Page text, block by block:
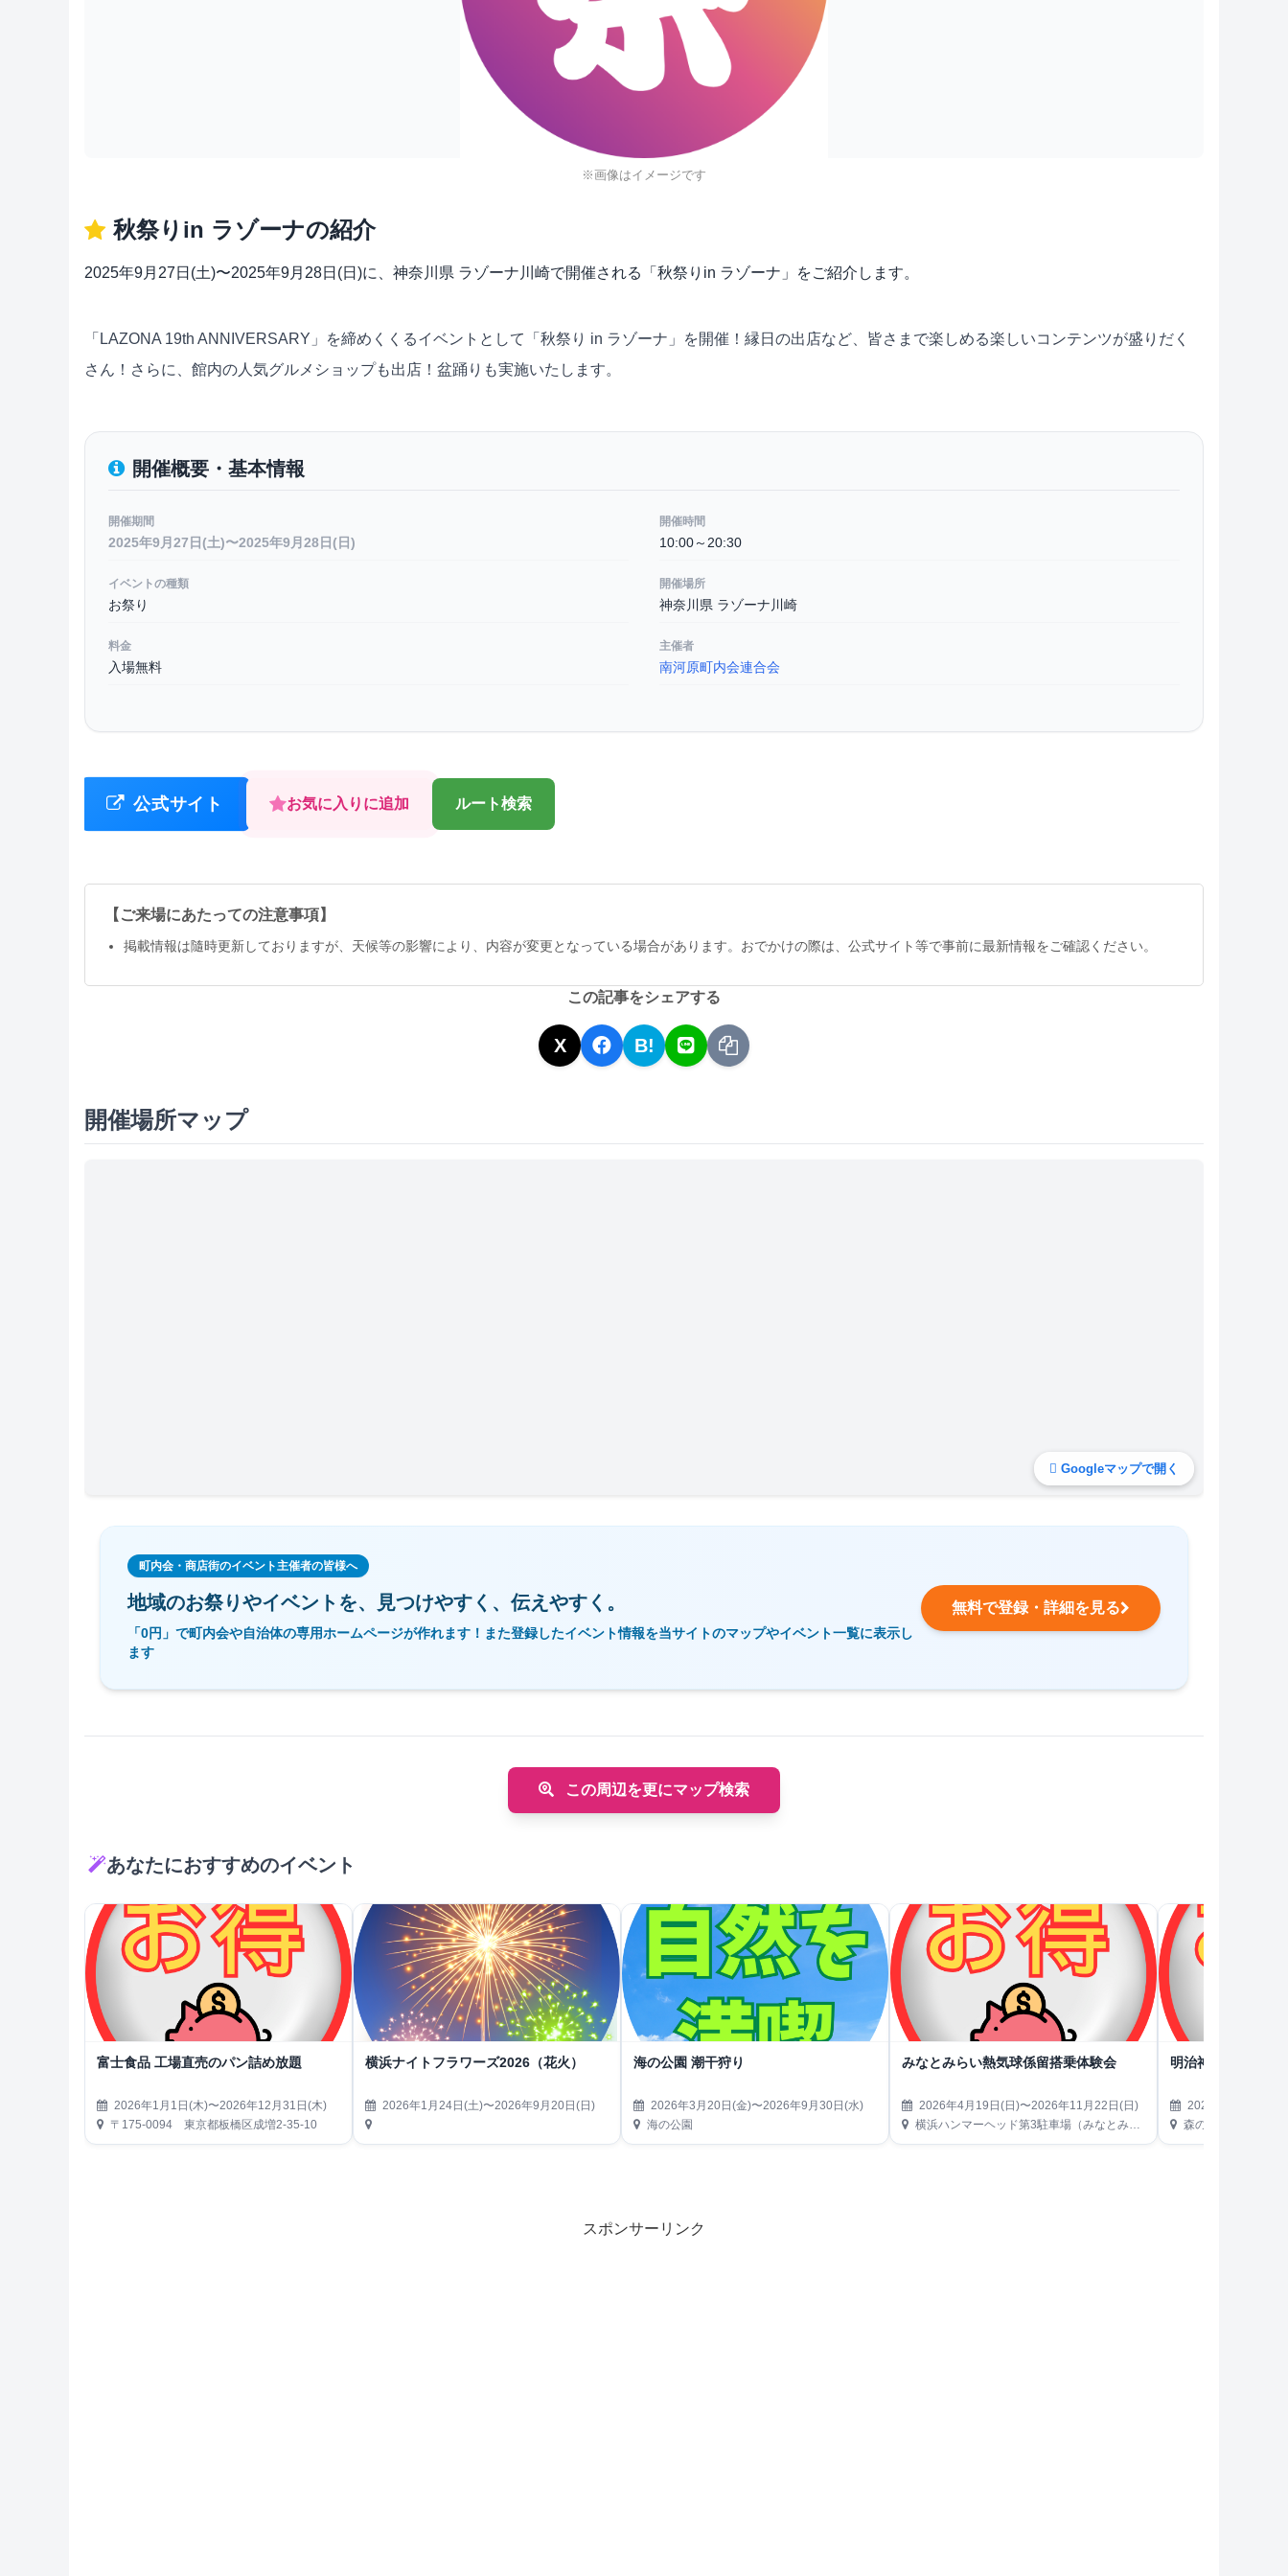
※画像はイメージです
秋祭りin ラゾーナの紹介
2025年9月27日(土)〜2025年9月28日(日)に、神奈川県 ラゾーナ川崎で開催される「秋祭りin ラゾーナ」をご紹介します。
「LAZONA 19th ANNIVERSARY」を締めくくるイベントとして「秋祭り in ラゾーナ」を開催！縁日の出店など、皆さまで楽しめる楽しいコンテンツが盛りだく
さん！さらに、館内の人気グルメショップも出店！盆踊りも実施いたします。
開催概要・基本情報
開催期間
2025年9月27日(土)〜2025年9月28日(日)
開催時間
10:00～20:30
イベントの種類
お祭り
開催場所
神奈川県 ラゾーナ川崎
料金
入場無料
主催者
南河原町内会連合会
公式サイト お気に入りに追加 ルート検索
【ご来場にあたっての注意事項】
掲載情報は隨時更新しておりますが、天候等の影響により、内容が変更となっている場合があります。おでかけの際は、公式サイト等で事前に最新情報をご確認ください。
この記事をシェアする
X B!
開催場所マップ
Googleマップで開く
町内会・商店街のイベント主催者の皆様へ
地域のお祭りやイベントを、 見つけやすく、伝えやすく。
「0円」で町内会や自治体の専用ホームページが作れます！また登録したイベント情報を当サイトのマップやイベント一覧に表示し
ます
無料で登録・詳細を見る
この周辺を更にマップ検索
あなたにおすすめのイベント
富士食品 工場直売のパン詰め放題
2026年1月1日(木)〜2026年12月31日(木)
〒175-0094 東京都板橋区成増2-35-10
横浜ナイトフラワーズ2026（花火）
2026年1月24日(土)〜2026年9月20日(日)
海の公園 潮干狩り
2026年3月20日(金)〜2026年9月30日(水)
海の公園
みなとみらい熱気球係留搭乗体験会
2026年4月19日(日)〜2026年11月22日(日)
横浜ハンマーヘッド第3駐車場（みなとみらい21地区）
明治神宮外苑 森の
2026年4月22日(
森のビアガーデン（東京都新宿区
スポンサーリンク